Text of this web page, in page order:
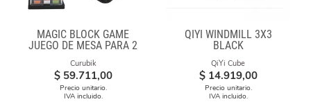
MAGIC BLOCK GAME
JUEGO DE MESA PARA 2
Curubik
$ 59.711,00
Precio unitario.
IVA incluido.
QIYI WINDMILL 3X3
BLACK
QiYi Cube
$ 14.919,00
Precio unitario.
IVA incluido.